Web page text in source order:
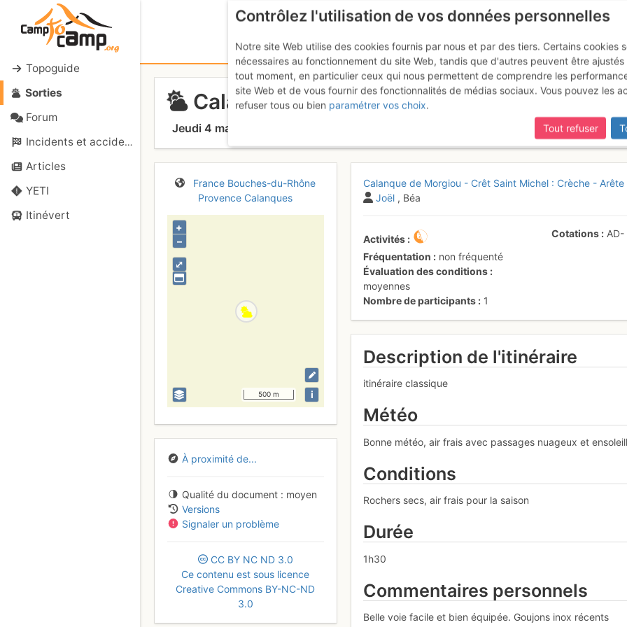
Topoguide
Sorties
Forum
Incidents et accidents
Articles
YETI
Itinévert
Calanque de Morgiou - Crêt Saint Michel :
Jeudi 4 mai 2017
France Bouches-du-Rhône
Provence Calanques
⤢
+
–
500 m i
À proximité de...
Qualité du document
moyen
Versions
Signaler un problème
CC BY NC ND 3.0
Ce contenu est sous licence
Creative Commons BY-NC-ND
3.0
Calanque de Morgiou - Crêt Saint Michel : Crèche -
Joël , Béa
Activités
Fréquentation
non fréquenté
Évaluation des conditions
moyennes
Nombre de participants
1
Cotations AD-
Description de l'itinéraire
itinéraire classique
Météo
Bonne météo, air frais avec passages nuageux et
Conditions
Rochers secs, air frais pour la saison
Durée
1h30
Commentaires personnels
Belle voie facile et bien équipée. Goujons inox récents
Contrôlez l'utilisation de vos données personnelles
Notre site Web utilise des cookies fournis par nous et par des tiers. Certains cookies
nécessaires au fonctionnement du site Web, tandis que d'autres peuvent être
tout moment, en particulier ceux qui nous permettent de comprendre les
site Web et de vous fournir des fonctionnalités de médias sociaux. Vous pouvez les
refuser tous ou bien paramétrer vos choix.
Tout refuser